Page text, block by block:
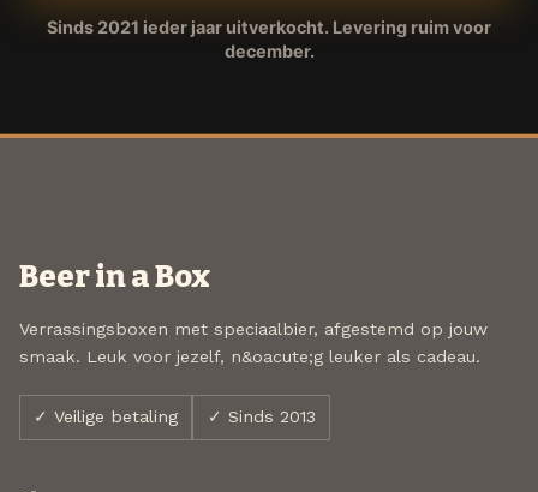
Sinds 2021 ieder jaar uitverkocht. Levering ruim voor
december.
Beer in a Box
Verrassingsboxen met speciaalbier, afgestemd op jouw
smaak. Leuk voor jezelf, n&oacute;g leuker als cadeau.
✓ Veilige betaling ✓ Sinds 2013